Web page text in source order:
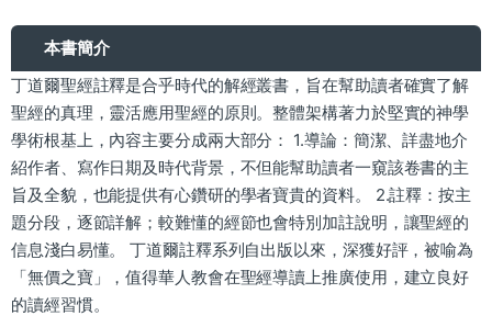
本書簡介
丁道爾聖經註釋是合乎時代的解經叢書，旨在幫助讀者確實了解
聖經的真理，靈活應用聖經的原則。整體架構著力於堅實的神學
學術根基上，內容主要分成兩大部分： 1.導論：簡潔、詳盡地介
紹作者、寫作日期及時代背景，不但能幫助讀者一窺該卷書的主
旨及全貌，也能提供有心鑽研的學者寶貴的資料。 2.註釋：按主
題分段，逐節詳解；較難懂的經節也會特別加註說明，讓聖經的
信息淺白易懂。 丁道爾註釋系列自出版以來，深獲好評，被喻為
「無價之寶」，值得華人教會在聖經導讀上推廣使用，建立良好
的讀經習慣。